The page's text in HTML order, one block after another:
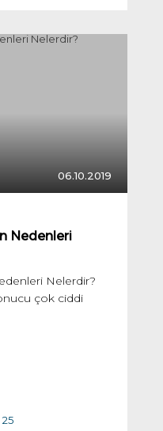
06.10.2019
Nedenleri
Nelerdir?
çok ciddi
25